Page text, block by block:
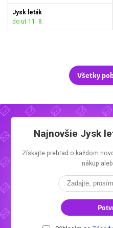
Jysk leták
do ut 11. 8.
Všetky
Najnovšie Jysk
Získajte prehľad o každom
nákup